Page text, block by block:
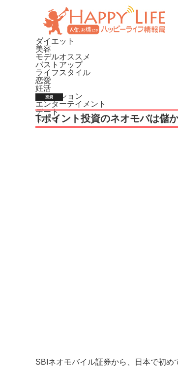
ダイエット
美容
モデルオススメ
バストアップ
ライフスタイル
恋愛
妊活
ファッション
エンターテイメント
デート
ドラマ
投資
Tポイント投資のネオモバは儲
SBIネオモバイル証券から、日本で初